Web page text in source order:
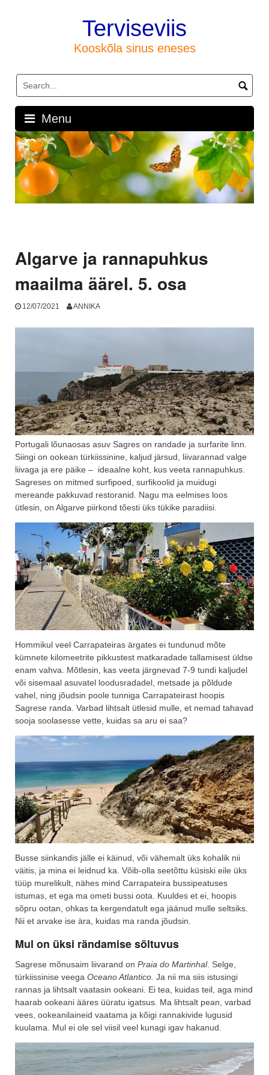
Terviseviis
Kooskõla sinus eneses
Menu
Algarve ja rannapuhkus
maailma äärel. 5. osa
12/07/2021 ANNIKA
Portugali lõunaosas asuv Sagres on randade ja surfarite linn.
Siingi on ookean türkiissinine, kaljud järsud, liivarannad valge
liivaga ja ere päike – ideaalne koht, kus veeta rannapuhkus.
Sagreses on mitmed surfipoed, surfikoolid ja muidugi
mereande pakkuvad restoranid. Nagu ma eelmises loos
ütlesin, on Algarve piirkond tõesti üks tükike paradiisi.
Hommikul veel Carrapateiras ärgates ei tundunud mõte
kümnete kilomeetrite pikkustest matkaradade tallamisest üldse
enam vahva. Mõtlesin, kas veeta järgnevad 7-9 tundi kaljudel
või sisemaal asuvatel loodusradadel, metsade ja põldude
vahel, ning jõudsin poole tunniga Carrapateirast hoopis
Sagrese randa. Varbad lihtsalt ütlesid mulle, et nemad tahavad
sooja soolasesse vette, kuidas sa aru ei saa?
Busse siinkandis jälle ei käinud, või vähemalt üks kohalik nii
väitis, ja mina ei leidnud ka. Võib-olla seetõttu küsiski eile üks
tüüp murelikult, nähes mind Carrapateira bussipeatuses
istumas, et ega ma ometi bussi oota. Kuuldes et ei, hoopis
sõpru ootan, ohkas ta kergendatult ega jäänud mulle seltsiks.
Nii et arvake ise ära, kuidas ma randa jõudsin.
Mul on üksi rändamise sõltuvus
Sagrese mõnusaim liivarand on Praia do Martinhal. Selge,
türkiissinise veega Oceano Atlantico. Ja nii ma siis istusingi
rannas ja lihtsalt vaatasin ookeani. Ei tea, kuidas teil, aga mind
haarab ookeani ääres üüratu igatsus. Ma lihtsalt pean, varbad
vees, ookeanilaineid vaatama ja kõigi rannakivide lugusid
kuulama. Mul ei ole sel viisil veel kunagi igav hakanud.